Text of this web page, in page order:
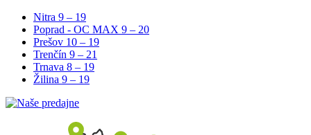
Nitra 9 – 19
Poprad - OC MAX 9 – 20
Prešov 10 – 19
Trenčín 9 – 21
Trnava 8 – 19
Žilina 9 – 19